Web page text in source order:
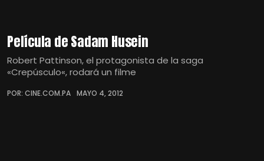
Película de Sadam Husein
Robert Pattinson, el protagonista de la saga
«Crepúsculo«, rodará un filme
POR: CINE.COM.PA MAYO 4, 2012